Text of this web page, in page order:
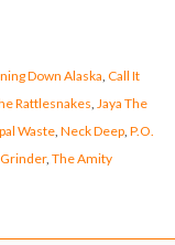
Down Alaska Call It
Rattlesnakes Jaya The
Waste, Neck Deep, P.O.
, The Amity